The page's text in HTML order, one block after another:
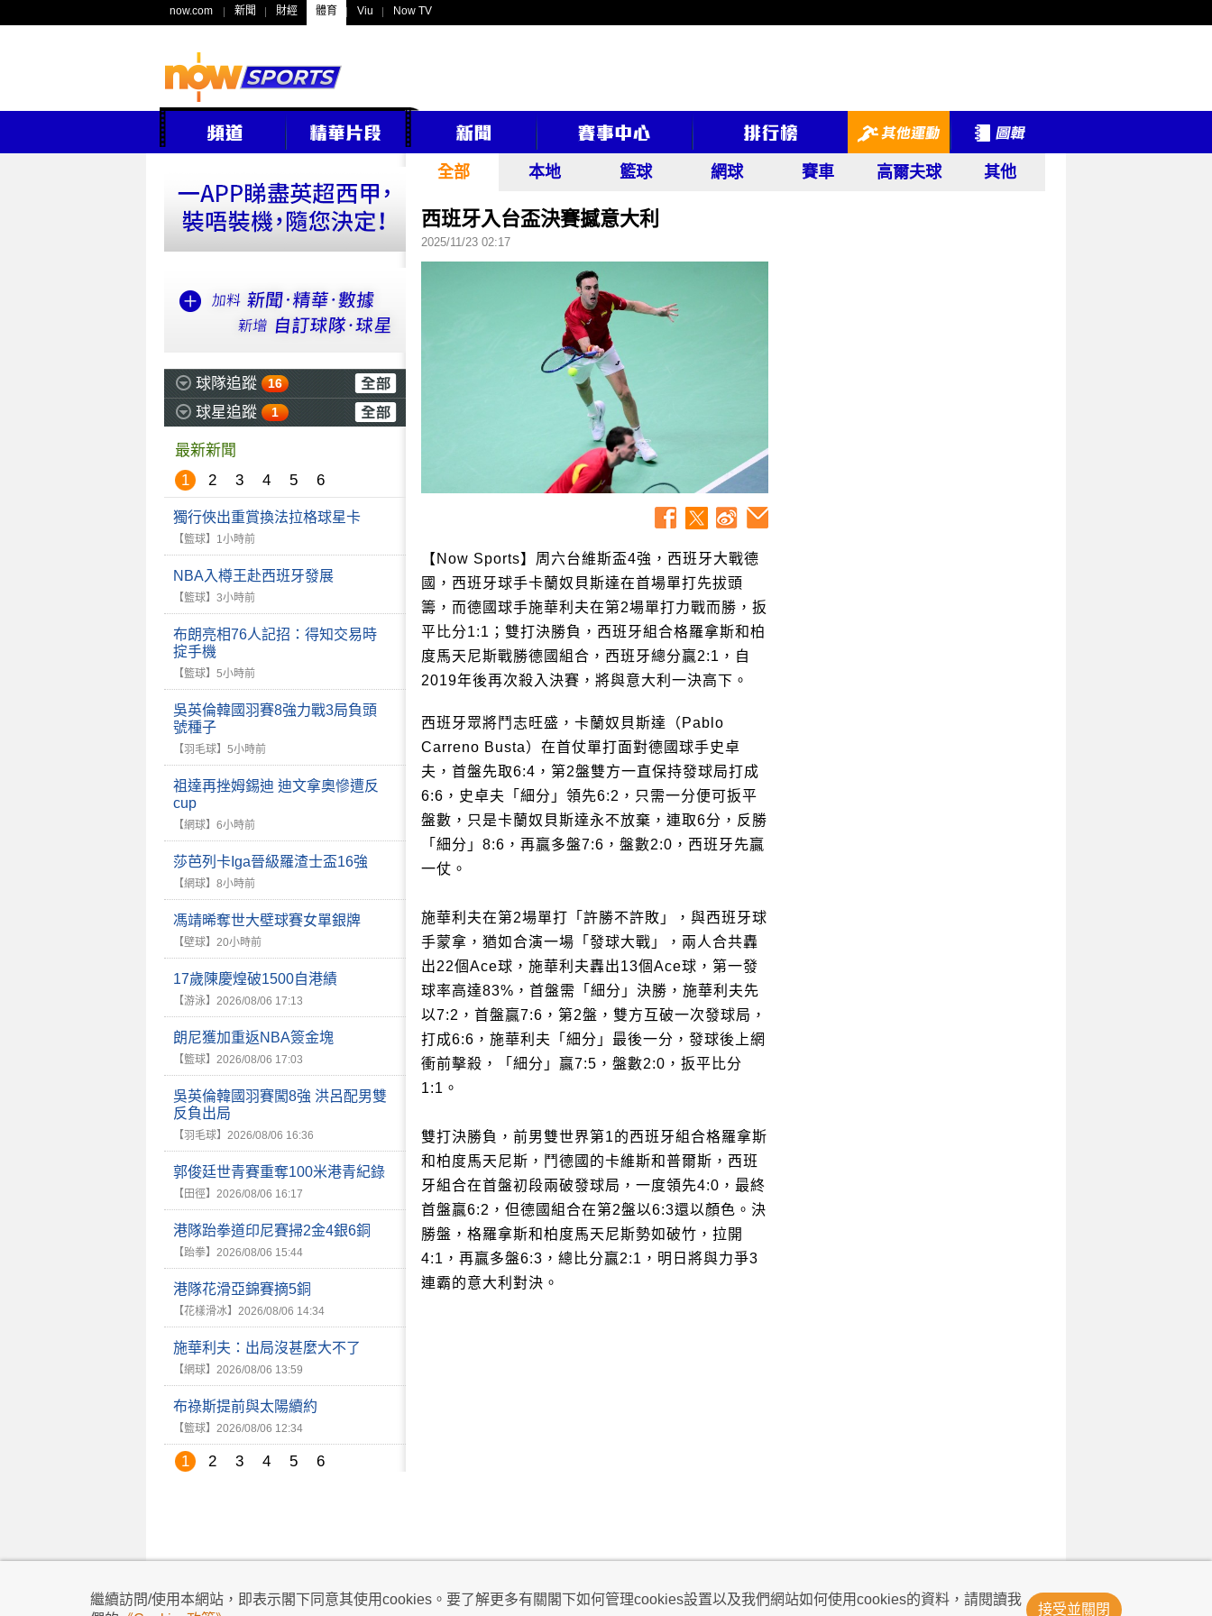
now.com 新聞 財經 體育 Viu Now TV
球隊追蹤 16
球星追蹤 1
最新新聞
1
2 3 4 5 6
獨行俠出重賞換法拉格球星卡
【籃球】 1小時前
NBA入樽王赴西班牙發展
【籃球】 3小時前
布朗亮相76人記招：得知交易時
掟手機
【籃球】 5小時前
吳英倫韓國羽賽8強力戰3局負頭
號種子
【羽毛球】 5小時前
祖達再挫姆錫迪 迪文拿奧慘遭反
cup
【網球】 6小時前
莎芭列卡Iga晉級羅渣士盃16強
【網球】 8小時前
馮靖晞奪世大壁球賽女單銀牌
【壁球】 20小時前
17歲陳慶煌破1500自港績
【游泳】 2026/08/06 17:13
朗尼獲加重返NBA簽金塊
【籃球】 2026/08/06 17:03
吳英倫韓國羽賽闖8強 洪呂配男雙
反負出局
【羽毛球】 2026/08/06 16:36
郭俊廷世青賽重奪100米港青紀錄
【田徑】 2026/08/06 16:17
港隊跆拳道印尼賽掃2金4銀6銅
【跆拳】 2026/08/06 15:44
港隊花滑亞錦賽摘5銅
【花樣滑冰】 2026/08/06 14:34
施華利夫：出局沒甚麼大不了
【網球】 2026/08/06 13:59
布祿斯提前與太陽續約
【籃球】 2026/08/06 12:34
1 2 3 4 5 6
全部 本地 籃球 網球 賽車 高爾夫球 其他
西班牙入台盃決賽撼意大利
2025/11/23 02:17
【Now Sports】周六台維斯盃4強，西班牙大戰德
國，西班牙球手卡蘭奴貝斯達在首場單打先拔頭
籌，而德國球手施華利夫在第2場單打力戰而勝，扳
平比分1:1；雙打決勝負，西班牙組合格羅拿斯和柏
度馬天尼斯戰勝德國組合，西班牙總分贏2:1，自
2019年後再次殺入決賽，將與意大利一決高下。
西班牙眾將鬥志旺盛，卡蘭奴貝斯達（Pablo
Carreno Busta）在首仗單打面對德國球手史卓
夫，首盤先取6:4，第2盤雙方一直保持發球局打成
6:6，史卓夫「細分」領先6:2，只需一分便可扳平
盤數，只是卡蘭奴貝斯達永不放棄，連取6分，反勝
「細分」8:6，再贏多盤7:6，盤數2:0，西班牙先贏
一仗。
施華利夫在第2場單打「許勝不許敗」，與西班牙球
手蒙拿，猶如合演一場「發球大戰」，兩人合共轟
出22個Ace球，施華利夫轟出13個Ace球，第一發
球率高達83%，首盤需「細分」決勝，施華利夫先
以7:2，首盤贏7:6，第2盤，雙方互破一次發球局，
打成6:6，施華利夫「細分」最後一分，發球後上網
衝前擊殺，「細分」贏7:5，盤數2:0，扳平比分
1:1。
雙打決勝負，前男雙世界第1的西班牙組合格羅拿斯
和柏度馬天尼斯，鬥德國的卡維斯和普爾斯，西班
牙組合在首盤初段兩破發球局，一度領先4:0，最終
首盤贏6:2，但德國組合在第2盤以6:3還以顏色。決
勝盤，格羅拿斯和柏度馬天尼斯勢如破竹，拉開
4:1，再贏多盤6:3，總比分贏2:1，明日將與力爭3
連霸的意大利對決。
繼續訪問/使用本網站，即表示閣下同意其使用cookies。要了解更多有關閣下如何管理cookies設置以及我們網站如何使用cookies的資料，請閱讀我
接受並關閉
私隱政策 | 使用條款 免責及著作權聲明 © Now TV Limited 2011-2026 著作權所有